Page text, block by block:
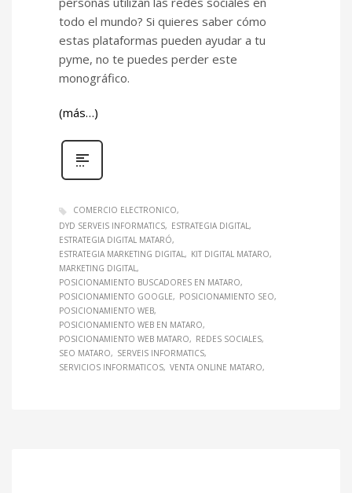
todo el mundo? Si quieres saber cómo
estas plataformas pueden ayudar a tu
pyme, no te puedes perder este
monográfico.
(más…)
COMERCIO ELECTRONICO
DYD SERVEIS INFORMATICS
ESTRATEGIA DIGITAL
ESTRATEGIA DIGITAL MATARÓ
ESTRATEGIA MARKETING DIGITAL
KIT DIGITAL MATARO
MARKETING DIGITAL
POSICIONAMIENTO BUSCADORES EN MATARO
POSICIONAMIENTO GOOGLE
POSICIONAMIENTO SEO
POSICIONAMIENTO WEB
POSICIONAMIENTO WEB EN MATARO
POSICIONAMIENTO WEB MATARO
REDES SOCIALES
SEO MATARO
SERVEIS INFORMATICS
SERVICIOS INFORMATICOS VENTA ONLINE MATARO